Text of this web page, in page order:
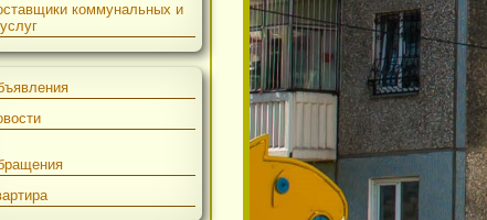
Должники
Поставщики коммунальных и
др. услуг
Новости